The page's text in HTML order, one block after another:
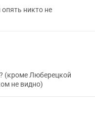
никто не
(кроме Люберецкой
не видно)